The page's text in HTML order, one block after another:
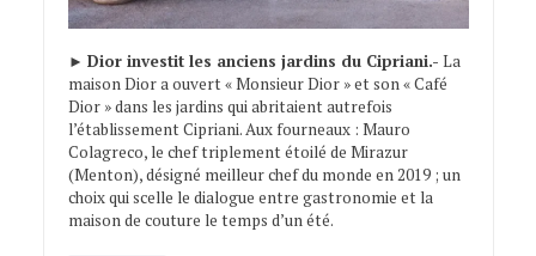
► Dior investit les anciens jardins du Cipriani.- La
maison Dior a ouvert « Monsieur Dior » et son « Café
Dior » dans les jardins qui abritaient autrefois
l’établissement Cipriani. Aux fourneaux : Mauro
Colagreco, le chef triplement étoilé de Mirazur
(Menton), désigné meilleur chef du monde en 2019 ; un
choix qui scelle le dialogue entre gastronomie et la
maison de couture le temps d’un été.